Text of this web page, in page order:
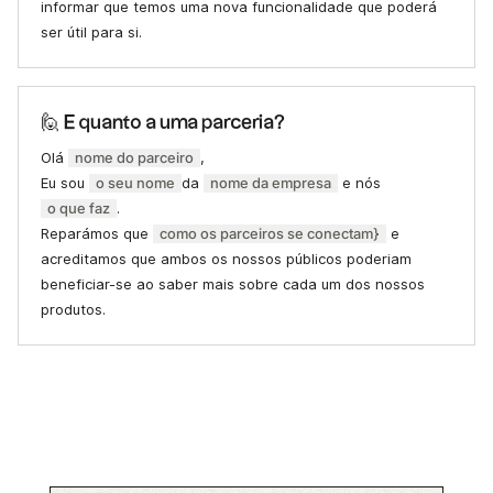
informar que temos uma nova funcionalidade que poderá
ser útil para si.
🙋 E quanto a uma parceria?
Olá nome do parceiro ,
Eu sou
o seu nome da nome da empresa
e nós
o que faz .
Reparámos que
como os parceiros se conectam}
e
acreditamos que ambos os nossos públicos poderiam
beneficiar-se ao saber mais sobre cada um dos nossos
produtos.